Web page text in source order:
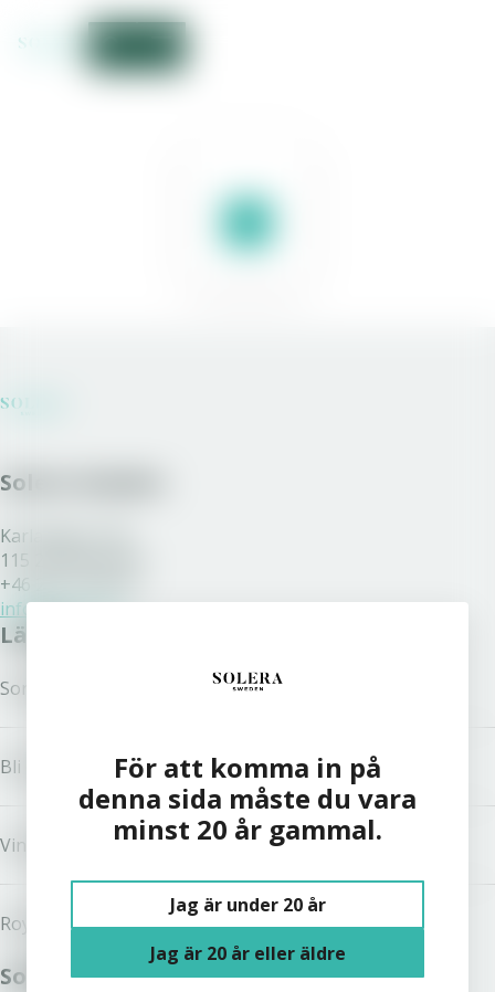
För att komma in på
denna sida måste du vara
minst 20 år gammal.
Jag är under 20 år
Jag är 20 år eller äldre
Solera Sweden
Karlavägen 108
115 26 Stockholm
+46 200 77 80 70
info@solera.se
Länkar
Sortiment
Bli kund
Vinston
Royal Unibrew
Solera